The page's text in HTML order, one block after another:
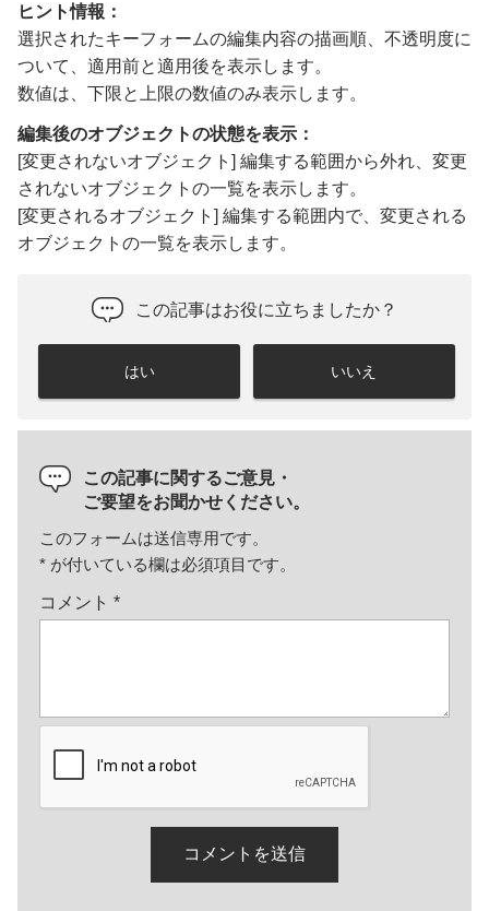
ヒント情報：
選択されたキーフォームの編集内容の描画順、不透明度に
ついて、適用前と適用後を表示します。
数値は、下限と上限の数値のみ表示します。
編集後のオブジェクトの状態を表示：
[変更されないオブジェクト] 編集する範囲から外れ、変更
されないオブジェクトの一覧を表示します。
[変更されるオブジェクト] 編集する範囲内で、変更される
オブジェクトの一覧を表示します。
この記事はお役に立ちましたか？
はい いいえ
この記事に関するご意見・
ご要望をお聞かせください。
このフォームは送信専用です。
* が付いている欄は必須項目です。
コメント *